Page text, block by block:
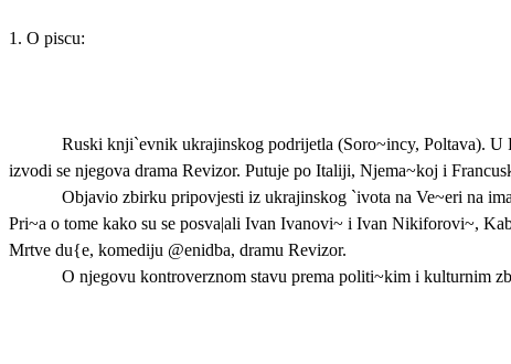
1. O piscu:
Ruski knji`evnik ukrajinskog podrijetla (Soro~incy, Poltava). U
izvodi se njegova drama Revizor. Putuje po Italiji, Njema~koj i
Objavio zbirku pripovjesti iz ukrajinskog `ivota na Ve~eri na
Pri~a o tome kako su se posva|ali Ivan Ivanovi~ i Ivan Nikiforovi~,
Mrtve du{e, komediju @enidba, dramu Revizor.
O njegovu kontroverznom stavu prema politi~kim i kulturnim